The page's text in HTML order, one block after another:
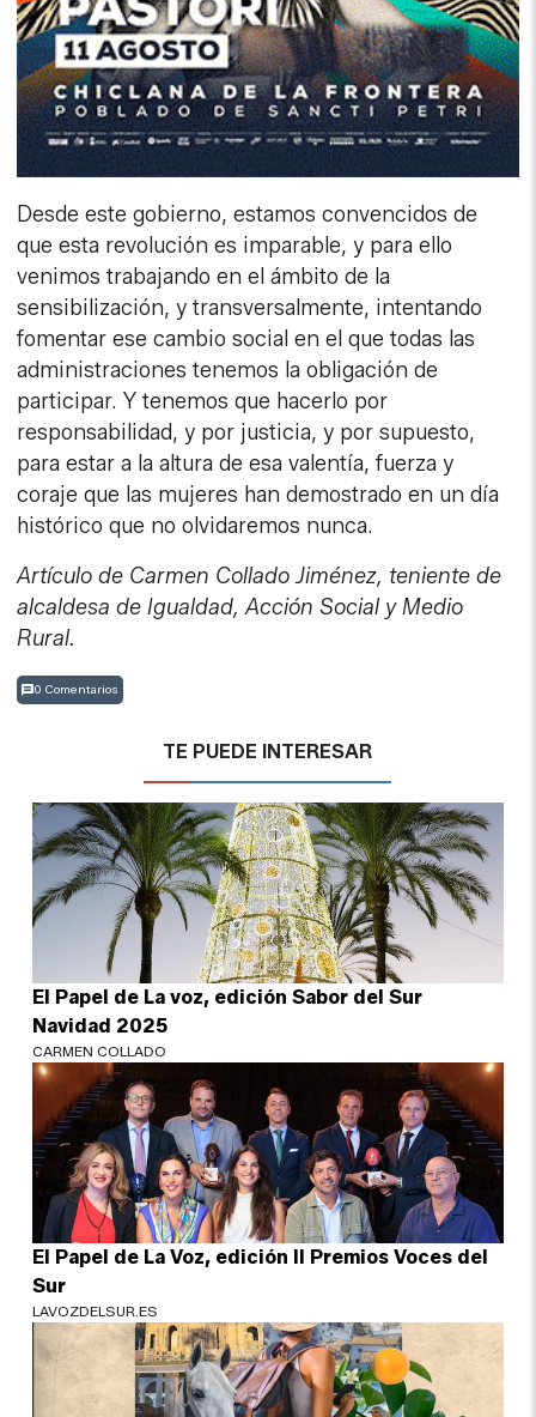
Desde este gobierno, estamos convencidos de
que esta revolución es imparable, y para ello
venimos trabajando en el ámbito de la
sensibilización, y transversalmente, intentando
fomentar ese cambio social en el que todas las
administraciones tenemos la obligación de
participar. Y tenemos que hacerlo por
responsabilidad, y por justicia, y por supuesto,
para estar a la altura de esa valentía, fuerza y
coraje que las mujeres han demostrado en un día
histórico que no olvidaremos nunca.
Artículo de Carmen Collado Jiménez, teniente de
alcaldesa de Igualdad, Acción Social y Medio
Rural.
0 Comentarios
TE PUEDE INTERESAR
El Papel de La voz, edición Sabor del Sur
Navidad 2025
CARMEN COLLADO
El Papel de La Voz, edición II Premios Voces del
Sur
LAVOZDELSUR.ES